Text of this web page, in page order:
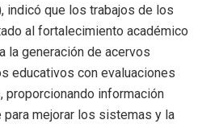
indicó que los trabajos de los
al fortalecimiento académico
la generación de acervos
educativos con evaluaciones
información
mejorar los sistemas y la